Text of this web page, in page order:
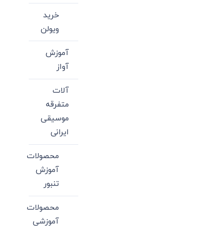
خرید
ویولن
آموزش
آواز
آلات
متفرقه
موسیقی
ایرانی
محصولات
آموزش
تنبور
محصولات
آموزشی